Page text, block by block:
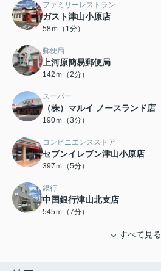
ファミリーレストラン
ガスト津山小原店
58ｍ（1分）
郵便局
上河原簡易郵便局
142ｍ（2分）
スーパー
（株）マルイ ノースランド店
190ｍ（3分）
コンビニエンスストア
セブンイレブン津山小原店
397ｍ（5分）
銀行
中国銀行津山北支店
545ｍ（7分）
すべて見る